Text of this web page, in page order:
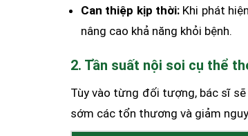
Can thiệp kịp thời:Khi phát
nâng cao khả năng khỏi bệnh.
2. Tần suất nội soi cụ thể
Tùy vào từng đối tượng, bác sĩ
sớm các tổn thương và giảm